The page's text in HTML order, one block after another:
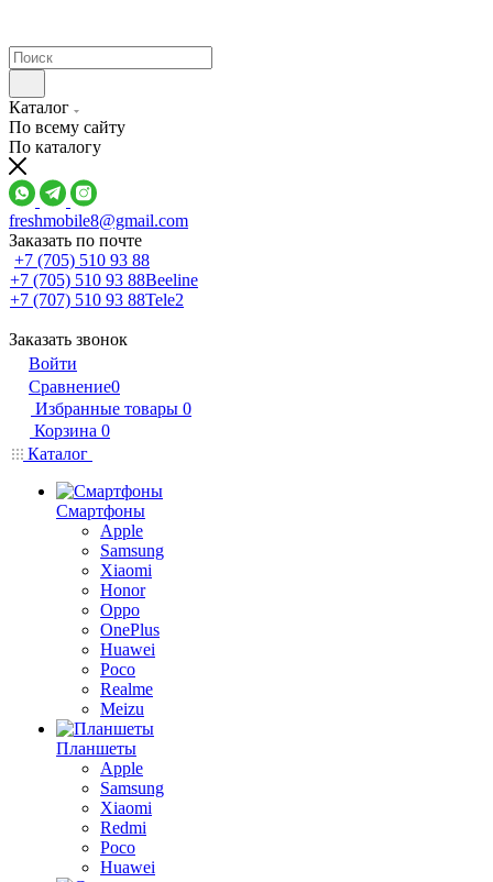
Каталог
По всему сайту
По каталогу
freshmobile8@gmail.com
Заказать по почте
+7 (705) 510 93 88
+7 (705) 510 93 88Beeline
+7 (707) 510 93 88Tele2
Заказать звонок
Войти
Сравнение0
Избранные товары 0
Корзина 0
Каталог
Смартфоны
Apple
Samsung
Xiaomi
Honor
Oppo
OnePlus
Huawei
Poco
Realme
Meizu
Планшеты
Apple
Samsung
Xiaomi
Redmi
Poco
Huawei